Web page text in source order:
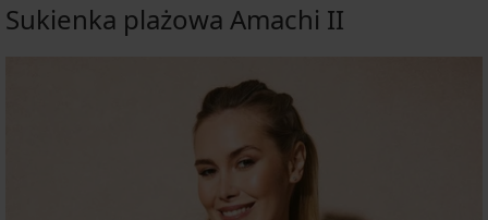
Sukienka plażowa Amachi II